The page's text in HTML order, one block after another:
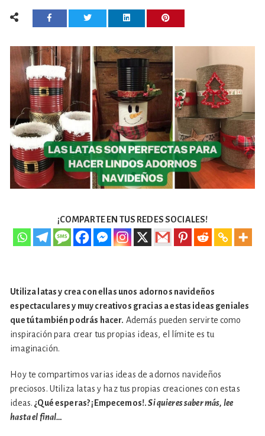
¡COMPARTE EN TUS REDES SOCIALES!
Utiliza latas y crea con ellas unos adornos navideños
espectaculares y muy creativos gracias a estas ideas geniales
que tú también podrás hacer. Además pueden servirte como
inspiración para crear tus propias ideas, el límite es tu
imaginación.
Hoy te compartimos varias ideas de adornos navideños
preciosos. Utiliza latas y haz tus propias creaciones con estas
ideas.¿Qué esperas? ¡Empecemos!.Si quieres saber más, lee
hasta el final…